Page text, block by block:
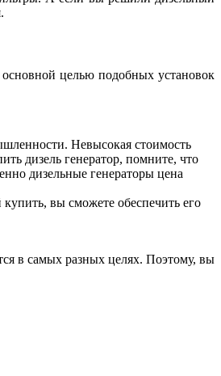
целью подобных установок
Невысокая стоимость
дизель генератор, помните, что
дизельные генераторы цена
вы сможете обеспечить его
в самых разных целях. Поэтому, вы